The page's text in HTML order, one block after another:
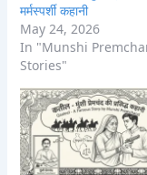
मर्मस्पर्शी कहानी
May 24, 2026
In "Munshi
Stories"